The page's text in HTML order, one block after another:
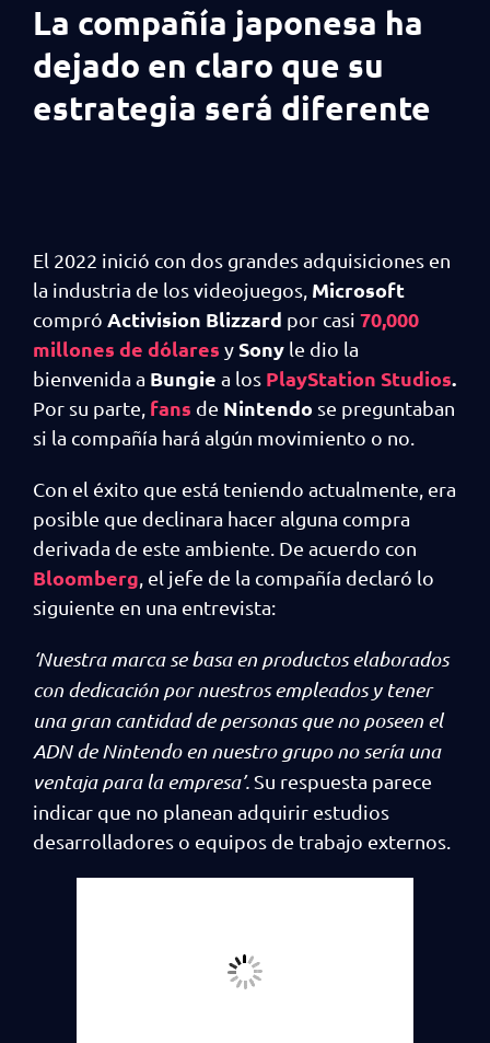
La compañía japonesa ha
dejado en claro que su
estrategia será diferente
El 2022 inició con dos grandes adquisiciones en
la industria de los videojuegos, Microsoft
compró Activision Blizzard por casi 70,000
millones de dólares ySony le dio la
bienvenida a Bungie a los PlayStation Studios.
Por su parte, fans de Nintendo se preguntaban
si la compañía hará algún movimiento o no.
Con el éxito que está teniendo actualmente, era
posible que declinara hacer alguna compra
derivada de este ambiente. De acuerdo con
Bloomberg , el jefe de la compañía declaró lo
siguiente en una entrevista:
‘Nuestra marca se basa en productos elaborados
con dedicación por nuestros empleados y tener
una gran cantidad de personas que no poseen el
ADN de Nintendo en nuestro grupo no sería una
ventaja para la empresa’. Su respuesta parece
indicar que no planean adquirir estudios
desarrolladores o equipos de trabajo externos.